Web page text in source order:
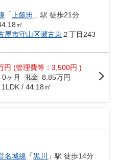
「 上飯田 」駅 徒歩21分
㎡
屋市守山区瀬古東 ２丁目243
円 (管理費等：3,500円 )
0ヶ月 礼金 8.85万円
1LDK / 44.18㎡
名城線 「黒川
」駅 徒歩14分